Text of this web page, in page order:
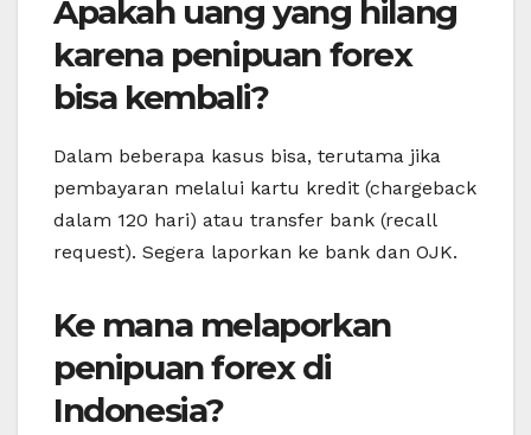
Apakah uang yang hilang
karena penipuan forex
bisa kembali?
Dalam beberapa kasus bisa, terutama jika
pembayaran melalui kartu kredit (chargeback
dalam 120 hari) atau transfer bank (recall
request). Segera laporkan ke bank dan OJK.
Ke mana melaporkan
penipuan forex di
Indonesia?